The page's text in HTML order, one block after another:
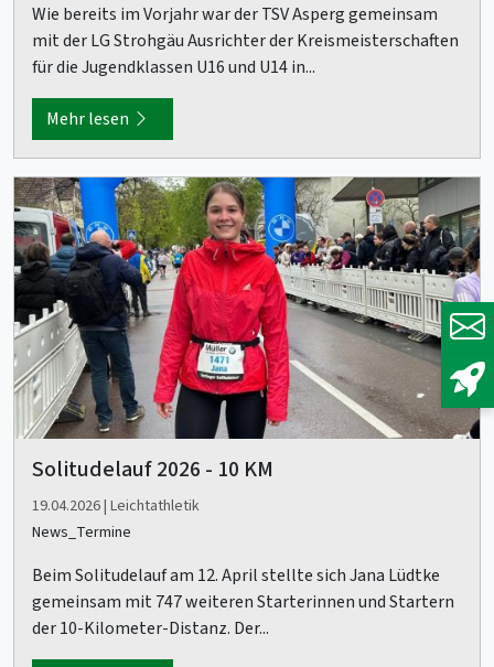
Wie bereits im Vorjahr war der TSV Asperg gemeinsam
mit der LG Strohgäu Ausrichter der Kreismeisterschaften
für die Jugendklassen U16 und U14 in...
Mehr lesen
Solitudelauf 2026 - 10 KM
19.04.2026 | Leichtathletik
News_Termine
Beim Solitudelauf am 12. April stellte sich Jana Lüdtke
gemeinsam mit 747 weiteren Starterinnen und Startern
der 10-Kilometer-Distanz. Der...